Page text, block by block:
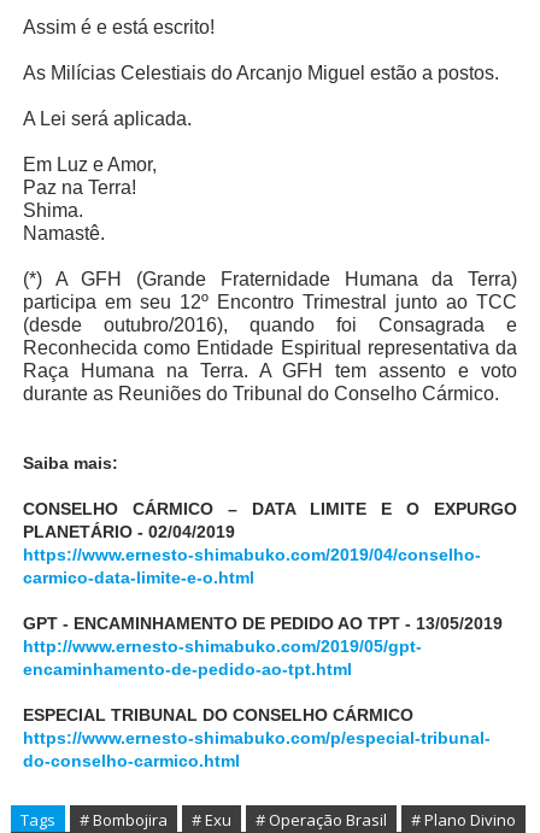
Assim é e está escrito!
As Milícias Celestiais do Arcanjo Miguel estão a postos.
A Lei será aplicada.
Em Luz e Amor,
Paz na Terra!
Shima.
Namastê.
(*) A GFH (Grande Fraternidade Humana da Terra)
participa em seu 12º Encontro Trimestral junto ao TCC
(desde outubro/2016), quando foi Consagrada e
Reconhecida como Entidade Espiritual representativa da
Raça Humana na Terra. A GFH tem assento e voto
durante as Reuniões do Tribunal do Conselho Cármico.
Saiba mais:
CONSELHO CÁRMICO – DATA LIMITE E O EXPURGO
PLANETÁRIO - 02/04/2019
https://www.ernesto-shimabuko.com/2019/04/conselho-
carmico-data-limite-e-o.html
GPT - ENCAMINHAMENTO DE PEDIDO AO TPT - 13/05/2019
http://www.ernesto-shimabuko.com/2019/05/gpt-
encaminhamento-de-pedido-ao-tpt.html
ESPECIAL TRIBUNAL DO CONSELHO CÁRMICO
https://www.ernesto-shimabuko.com/p/especial-tribunal-
do-conselho-carmico.html
Tags # Bombojira # Exu # Operação Brasil
# Plano Divino